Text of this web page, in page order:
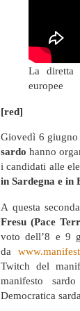
La diretta
europee
[red]
Giovedì 6
sardo hanno
i candidati alle
in Sardegna e in
A questa
Fresu (Pace
voto dell’8 e 9
da
Twitch del
manifesto
Democratica